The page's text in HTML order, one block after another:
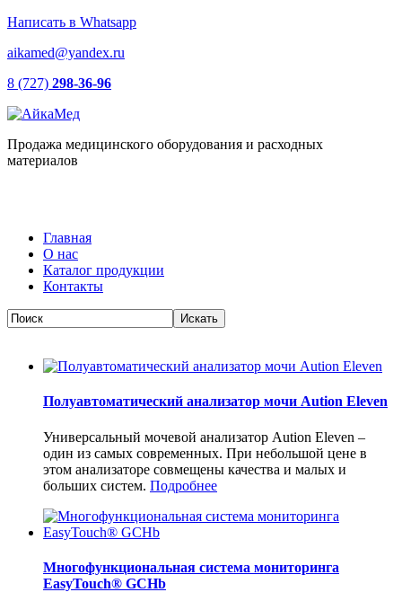
Написать в Whatsapp
aikamed@yandex.ru
8 (727) 298-36-96
Продажа медицинского оборудования и расходных
материалов
Главная
О нас
Каталог продукции
Контакты
Полуавтоматический анализатор мочи Aution Eleven
Универсальный мочевой анализатор Aution Eleven –
один из самых современных. При небольшой цене в
этом анализаторе совмещены качества и малых и
больших систем. Подробнее
Многофункциональная система мониторинга
EasyTouch® GCHb